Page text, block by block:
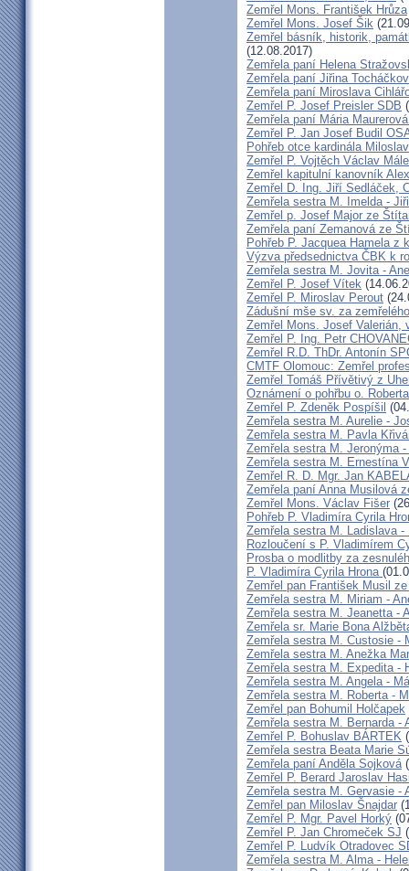
Zemřel Mons. František Hrůza
Zemřel Mons. Josef Šik
Zemřel básník, historik,
(12.08.2017)
Zemřela paní Helena
Zemřela paní Jiřina
Zemřela paní Miroslava
Zemřel P. Josef Preisler SDB
Zemřela paní Mária
Zemřel P. Jan Josef Budil
Pohřeb otce kardinála
Zemřel P. Vojtěch Václav
Zemřel kapitulní kanovník
Zemřel D. Ing. Jiří Sedláček,
Zemřela sestra M. Imelda -
Zemřel p. Josef Major ze
Zemřela paní Zemanová ze
Pohřeb P. Jacquea Hamela z
Výzva předsednictva ČBK k
Zemřela sestra M. Jovita -
Zemřel P. Josef Vítek
Zemřel P. Miroslav Perout
Zádušní mše sv. za
Zemřel Mons. Josef Valerián,
Zemřel P. Ing. Petr
Zemřel R.D. ThDr. Antonín
CMTF Olomouc: Zemřel
Zemřel Tomáš Přívětivý z
Oznámení o pohřbu o.
Zemřel P. Zdeněk Pospíšil
Zemřela sestra M. Aurelie -
Zemřela sestra M. Pavla
Zemřela sestra M. Jeronýma
Zemřela sestra M. Ernestína
Zemřel R. D. Mgr. Jan
Zemřela paní Anna Musilová
Zemřel Mons. Václav Fišer
Pohřeb P. Vladimíra Cyrila
Zemřela sestra M. Ladislava -
Rozloučení s P. Vladimírem
Prosba o modlitby za
P. Vladimíra Cyrila Hrona
Zemřel pan František Musil
Zemřela sestra M. Miriam -
Zemřela sestra M. Jeanetta -
Zemřela sr. Marie Bona
Zemřela sestra M. Custosie -
Zemřela sestra M. Anežka
Zemřela sestra M. Expedita -
Zemřela sestra M. Angela -
Zemřela sestra M. Roberta -
Zemřel pan Bohumil Holčapek
Zemřela sestra M. Bernarda -
Zemřel P. Bohuslav BÁRTEK
Zemřela sestra Beata Marie
Zemřela paní Anděla Sojková
Zemřel P. Berard Jaroslav
Zemřela sestra M. Gervasie -
Zemřel pan Miloslav Šnajdar
Zemřel P. Mgr. Pavel Horký
Zemřel P. Jan Chromeček SJ
Zemřel P. Ludvík Otradovec
Zemřela sestra M. Alma -